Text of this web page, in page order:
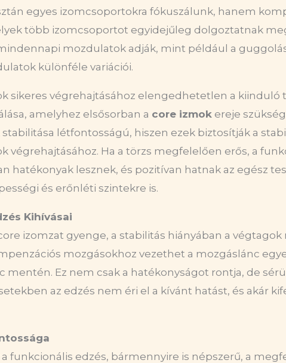
egyes izomcsoportokra fókuszálunk, hanem
több izomcsoportot egyidejűleg dolgoztatnak
mozdulatok adják, mint például a
különféle variációi.
sikeres végrehajtásához elengedhetetlen a kiinduló
amelyhez elsősorban a core izmok ereje
létfontosságú, hiszen ezek biztosítják a
végrehajtásához. Ha a törzs megfelelően erős, a
hatékonyak lesznek, és pozitívan hatnak az egész
és erőnléti szintekre is.
és Kihívásai
izomzat gyenge, a stabilitás hiányában a végtagok
mozgásokhoz vezethet a mozgáslánc
mentén. Ez nem csak a hatékonyságot rontja, de
az edzés nem éri el a kívánt hatást, és akár
funkcionális edzés, bármennyire is népszerű, a